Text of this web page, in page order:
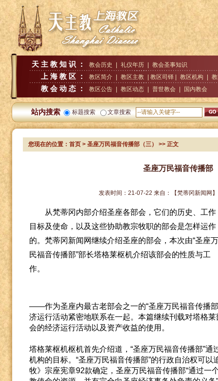
天主教知识： 教会历史 礼仪年历 教会圣事知识
上海教区： 教区简介 教区主教 | 教区司铎 | 教区机构
教会动态： 教区公告 教区动态 普世教会 国内教会
站内搜索 标题搜索 文章搜索
您现在的位置：首页 > 圣座万民福音传播部（三） >> 正文
圣座万民福音传播部
发表时间：21-07-22 来自： 【梵蒂冈新闻网】
从梵蒂冈内部介绍圣座各部会，它们的历史、工作
目标及使命，以及这些协助教宗牧职的部会是怎样运作
的。梵蒂冈新闻网继续介绍圣座的部会，本次由“圣座
民福音传播部”部长塔格莱枢机介绍该部会的性质与工
作。
——作为圣座内最古老部会之一的“圣座万民福音传播
济运行活动紧密地联系在一起。本篇继续刊载对塔格
会的经济运行活动以及资产收益的使用。
塔格莱枢机枢机首先介绍道，“圣座万民福音传播部”
机构的目标。“圣座万民福音传播部”的行政自治权可
牧》宗座宪章92款确定，圣座万民福音传播部“通过一